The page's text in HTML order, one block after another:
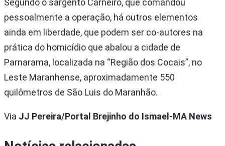
Segundo o sargento Carneiro, que comandou
pessoalmente a operação, há outros elementos
ainda em liberdade, que podem ser co-autores na
prática do homicídio que abalou a cidade de
Parnarama, localizada na “Região dos Cocais”, no
Leste Maranhense, aproximadamente 550
quilômetros de São Luis do Maranhão.
Via JJ Pereira/Portal Brejinho do Ismael-MA News